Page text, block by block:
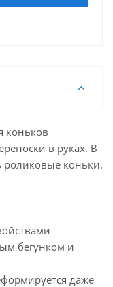
коньков
в руках. В
роликовые коньки.
бегунком и
даже